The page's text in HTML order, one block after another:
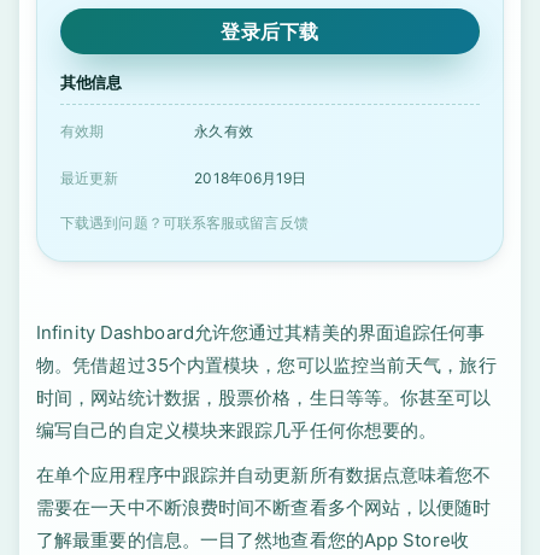
登录后下载
其他信息
有效期 永久有效
最近更新 2018年06月19日
下载遇到问题？可联系客服或留言反馈
Infinity Dashboard允许您通过其精美的界面追踪任何事
物。凭借超过35个内置模块，您可以监控当前天气，旅行
时间，网站统计数据，股票价格，生日等等。你甚至可以
编写自己的自定义模块来跟踪几乎任何你想要的。
在单个应用程序中跟踪并自动更新所有数据点意味着您不
需要在一天中不断浪费时间不断查看多个网站，以便随时
了解最重要的信息。一目了然地查看您的App Store收